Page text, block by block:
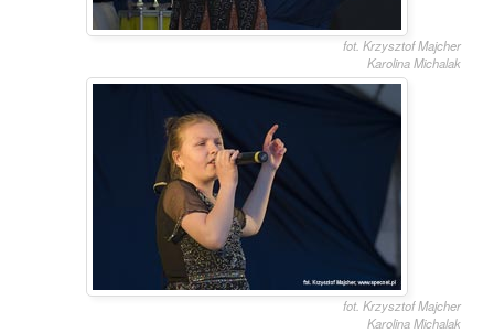
fot. Krzysztof Majcher
Karolina Michalak
fot. Krzysztof Majcher
Karolina Michalak